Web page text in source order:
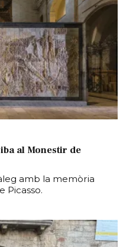
al Monestir de
amb la memòria
Picasso.